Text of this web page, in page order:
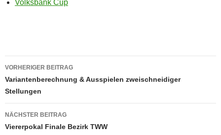
Volksbank Cup
Beitragsnavigation
VORHERIGER BEITRAG
Variantenberechnung & Ausspielen zweischneidiger
Stellungen
NÄCHSTER BEITRAG
Viererpokal Finale Bezirk TWW